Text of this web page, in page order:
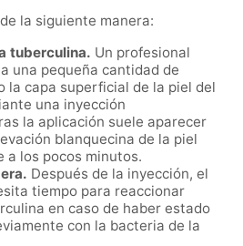
la siguiente manera:
tuberculina. Un profesional
una pequeña cantidad de
la capa superficial de la piel del
una inyección
la aplicación suele aparecer
blanquecina de la piel
a los pocos minutos.
Después de la inyección, el
tiempo para reaccionar
en caso de haber estado
con la bacteria de la